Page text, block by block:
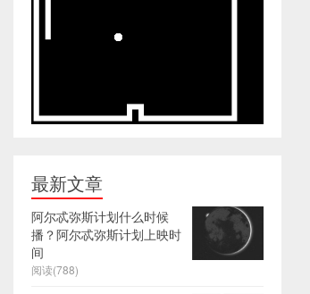
最新文章
阿尔忒弥斯计划什么时候
播？阿尔忒弥斯计划上映时
间
阅读(788)